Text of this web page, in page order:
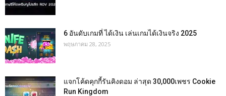
6 อันดับเกมที่ ได้เงิน เล่นเกมได้เงินจริง 2025
พฤษภาคม 28, 2025
แจกโค้ดคุกกี้รันคิงดอม ล่าสุด 30,000เพชร Cookie
Run Kingdom